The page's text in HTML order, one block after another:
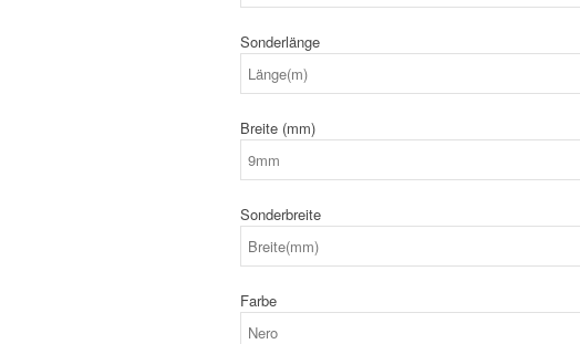
Sonderlänge
Breite (mm)
Sonderbreite
Farbe